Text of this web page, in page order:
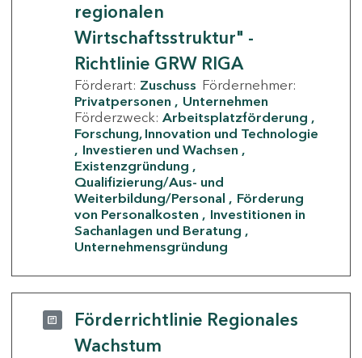
regionalen
Wirtschaftsstruktur" -
Richtlinie GRW RIGA
Förderart: Zuschuss Fördernehmer:
Privatpersonen
Unternehmen
Förderzweck: Arbeitsplatzförderung
Forschung, Innovation und Technologie
Investieren und Wachsen
Existenzgründung
Qualifizierung/Aus- und
Weiterbildung/Personal
Förderung
von Personalkosten
Investitionen in
Sachanlagen und Beratung
Unternehmensgründung
Förderrichtlinie Regionales
Wachstum